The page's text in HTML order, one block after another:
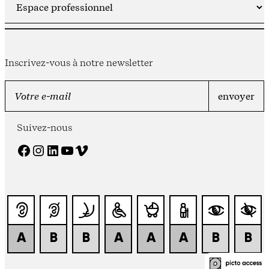
Inscrivez-vous à notre newsletter
Suivez-nous
Facebook Instagram LinkedIn YouTube Vimeo